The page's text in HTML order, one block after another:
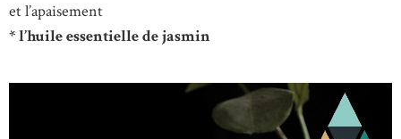
et l’apaisement
* l’huile essentielle de jasmin